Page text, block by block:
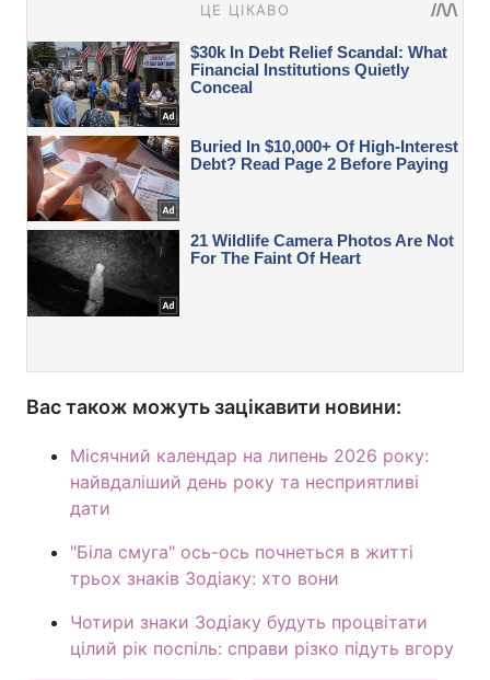
Вас також можуть зацікавити новини:
Місячний календар на липень 2026 року:
найвдаліший день року та несприятливі
дати
"Біла смуга" ось-ось почнеться в житті
трьох знаків Зодіаку: хто вони
Чотири знаки Зодіаку будуть процвітати
цілий рік поспіль: справи різко підуть вгору